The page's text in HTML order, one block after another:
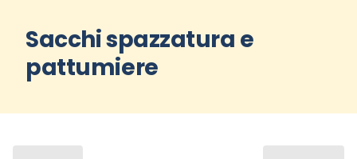
Sacchi spazzatura e
pattumiere